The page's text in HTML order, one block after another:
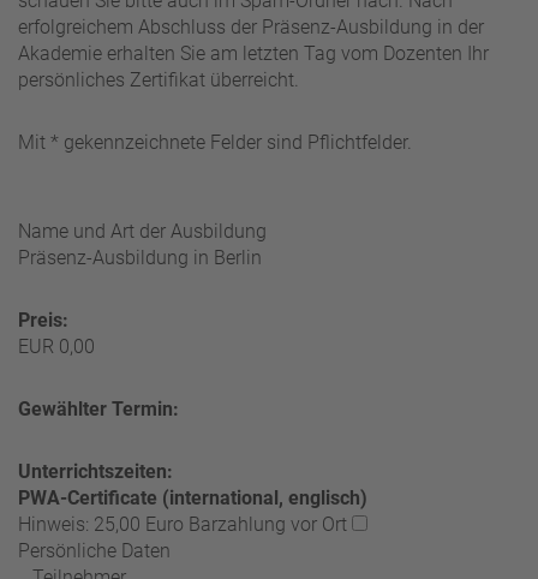
erfolgreichem Abschluss der Präsenz-Ausbildung in der
Akademie erhalten Sie am letzten Tag vom Dozenten Ihr
persönliches Zertifikat überreicht.
Mit * gekennzeichnete Felder sind Pflichtfelder.
Name und Art der Ausbildung
Präsenz-Ausbildung in Berlin
Preis:
EUR 0,00
Gewählter Termin:
Unterrichtszeiten:
PWA-Certificate (international, englisch)
Hinweis: 25,00 Euro Barzahlung vor Ort
Persönliche Daten